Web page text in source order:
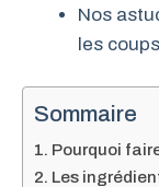
Nos
les coups
Sommaire
Pourquoi
Les